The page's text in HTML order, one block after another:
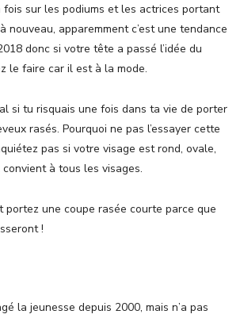
fois sur les podiums et les actrices portant
nouveau, apparemment c’est une tendance
donc si votre tête a passé l’idée du
le faire car il est à la mode.
si tu risquais une fois dans ta vie de porter
rasés. Pourquoi ne pas l’essayer cette
pas si votre visage est rond, ovale,
à tous les visages.
portez une coupe rasée courte parce que
!
la jeunesse depuis 2000, mais n’a pas